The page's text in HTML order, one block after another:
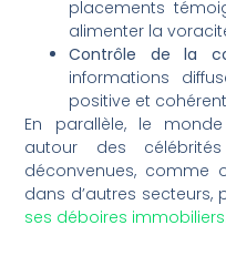
placements
alimenter la
Contrôle de la
informations
positive et
En parallèle, le
autour des
déconvenues, comme
dans d’autres secteurs,
ses déboires immobiliers